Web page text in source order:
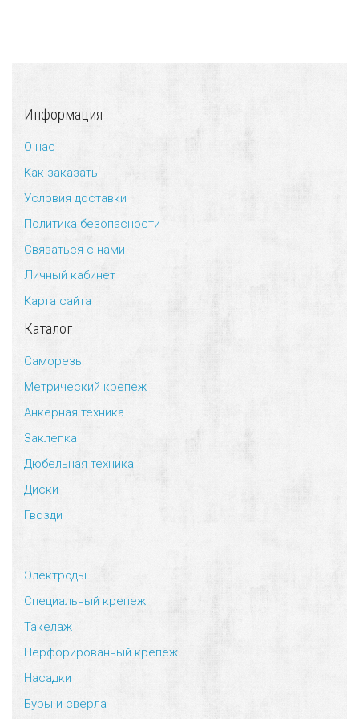
Информация
О нас
Как заказать
Условия доставки
Политика безопасности
Связаться с нами
Личный кабинет
Карта сайта
Каталог
Саморезы
Метрический крепеж
Анкерная техника
Заклепка
Дюбельная техника
Диски
Гвозди
Электроды
Специальный крепеж
Такелаж
Перфорированный крепеж
Насадки
Буры и сверла